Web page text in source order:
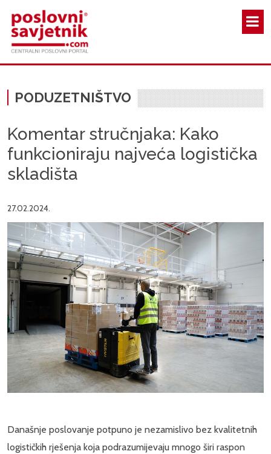
PODUZETNIŠTVO
Komentar stručnjaka: Kako
funkcioniraju najveća logistička
skladišta
27.02.2024.
Današnje poslovanje potpuno je nezamislivo bez kvalitetnih
logističkih rješenja koja podrazumijevaju mnogo širi raspon